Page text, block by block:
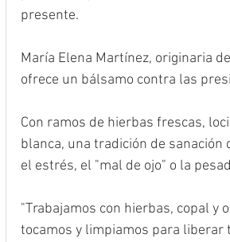
presente.
María Elena Martínez, originaria
ofrece un bálsamo contra las
Con ramos de hierbas frescas,
blanca, una tradición de
el estrés, el "mal de ojo" o la
"Trabajamos con hierbas, copal y
tocamos y limpiamos para liberar